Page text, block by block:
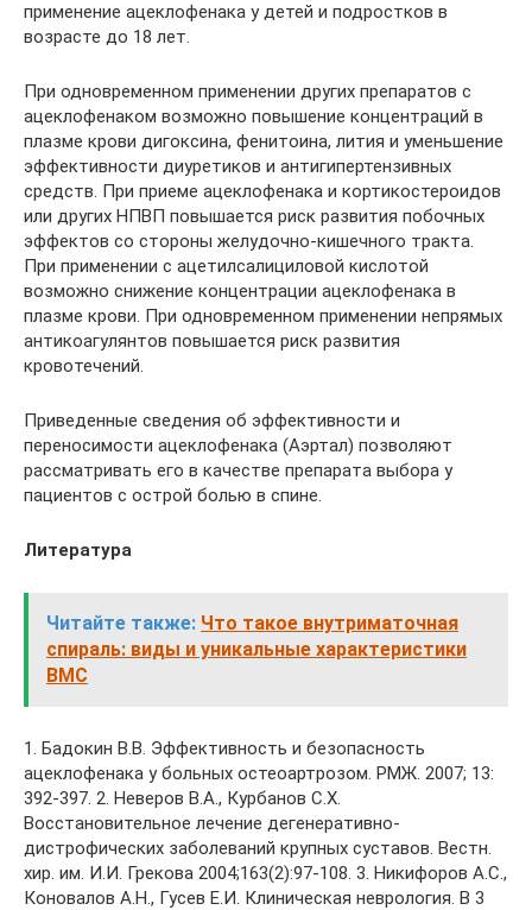
применение ацеклофенака у детей и подростков в
возрасте до 18 лет.
При одновременном применении других препаратов с
ацеклофенаком возможно повышение концентраций в
плазме крови дигоксина, фенитоина, лития и уменьшение
эффективности диуретиков и антигипертензивных
средств. При приеме ацеклофенака и кортикостероидов
или других НПВП повышается риск развития побочных
эффектов со стороны желудочно-кишечного тракта.
При применении с ацетилсалициловой кислотой
возможно снижение концентрации ацеклофенака в
плазме крови. При одновременном применении непрямых
антикоагулянтов повышается риск развития
кровотечений.
Приведенные сведения об эффективности и
переносимости ацеклофенака (Аэртал) позволяют
рассматривать его в качестве препарата выбора у
пациентов с острой болью в спине.
Литература
Читайте также: Что такое внутриматочная
спираль: виды и уникальные характеристики
ВМС
1. Бадокин В.В. Эффективность и безопасность
ацеклофенака у больных остеоартрозом. РМЖ. 2007; 13:
392-397. 2. Неверов В.А., Курбанов С.Х.
Восстановительное лечение дегенеративно-
дистрофических заболеваний крупных суставов. Вестн.
хир. им. И.И. Грекова 2004;163(2):97-108. 3. Никифоров А.С.,
Коновалов А.Н., Гусев Е.И. Клиническая неврология. В 3